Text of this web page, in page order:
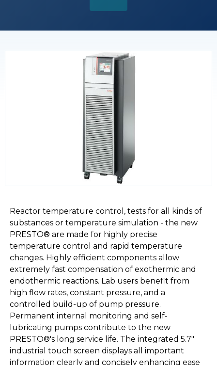
Reactor temperature control, tests for all kinds of
substances or temperature simulation - the new
PRESTO® are made for highly precise
temperature control and rapid temperature
changes. Highly efficient components allow
extremely fast compensation of exothermic and
endothermic reactions. Lab users benefit from
high flow rates, constant pressure, and a
controlled build-up of pump pressure.
Permanent internal monitoring and self-
lubricating pumps contribute to the new
PRESTO®'s long service life. The integrated 5.7"
industrial touch screen displays all important
information clearly and concisely enhancing ease